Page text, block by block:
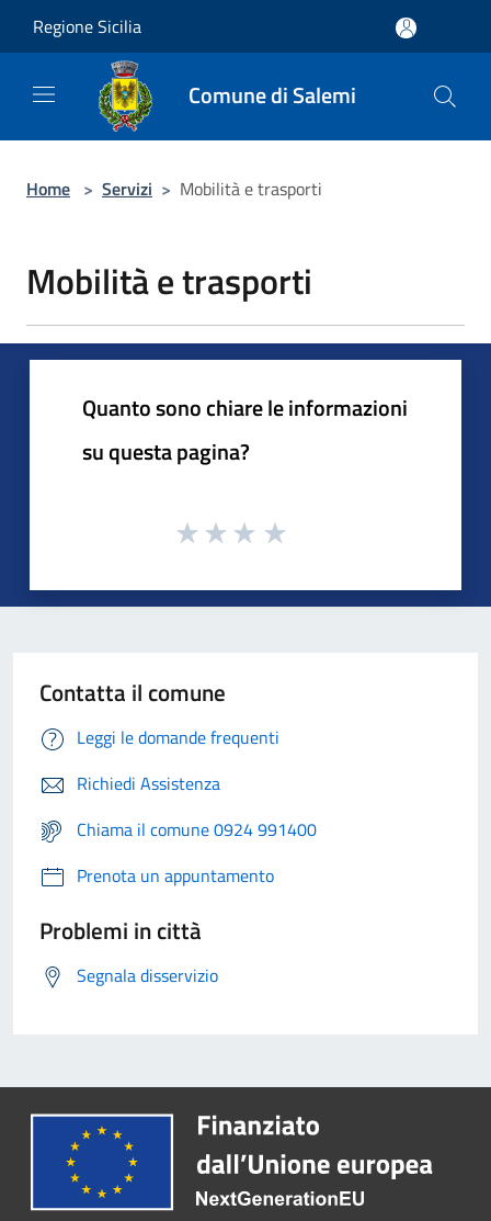
Regione Sicilia
Comune di Salemi
Home > Servizi > Mobilità e trasporti
Mobilità e trasporti
Quanto sono chiare le informazioni
su questa pagina?
Contatta il comune
Leggi le domande frequenti
Richiedi Assistenza
Chiama il comune 0924 991400
Prenota un appuntamento
Problemi in città
Segnala disservizio